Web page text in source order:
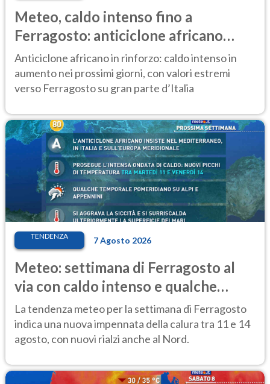
Meteo, caldo intenso fino a
Ferragosto: anticiclone africano
ancora protagonista
Anticiclone africano in rinforzo: caldo intenso in
aumento nei prossimi giorni, con valori estremi
verso Ferragosto su gran parte d’Italia
TENDENZA 7 Agosto 2026
Meteo: settimana di Ferragosto al
via con caldo intenso e qualche
temporale
La tendenza meteo per la settimana di Ferragosto
indica una nuova impennata della calura tra 11 e 14
agosto, con nuovi rialzi anche al Nord.